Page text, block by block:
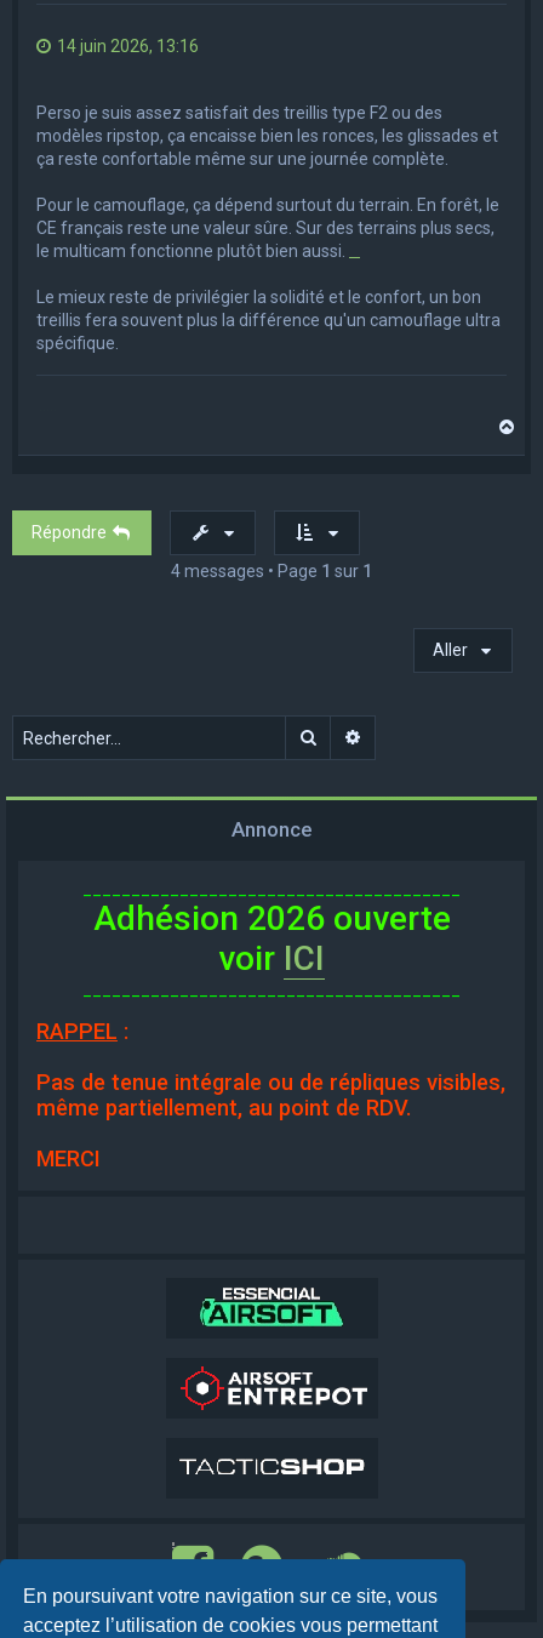
En poursuivant votre navigation sur ce site, vous
acceptez l’utilisation de cookies vous permettant
14 juin 2026, 13:16
Perso je suis assez satisfait des treillis type F2 ou des
modèles ripstop, ça encaisse bien les ronces, les glissades et
ça reste confortable même sur une journée complète.
Pour le camouflage, ça dépend surtout du terrain. En forêt, le
CE français reste une valeur sûre. Sur des terrains plus secs,
le multicam fonctionne plutôt bien aussi.
Le mieux reste de privilégier la solidité et le confort, un bon
treillis fera souvent plus la différence qu'un camouflage ultra
spécifique.
Répondre
4 messages • Page 1 sur 1
Aller
Rechercher
Annonce
Adhésion 2026 ouverte
voir ICI
RAPPEL :
Pas de tenue intégrale ou de répliques visibles,
même partiellement, au point de RDV.
MERCI